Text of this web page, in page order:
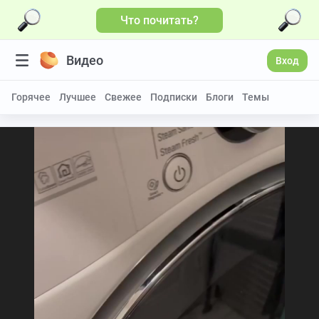
Что почитать?
Видео Вход
Горячее Лучшее Свежее Подписки Блоги Темы